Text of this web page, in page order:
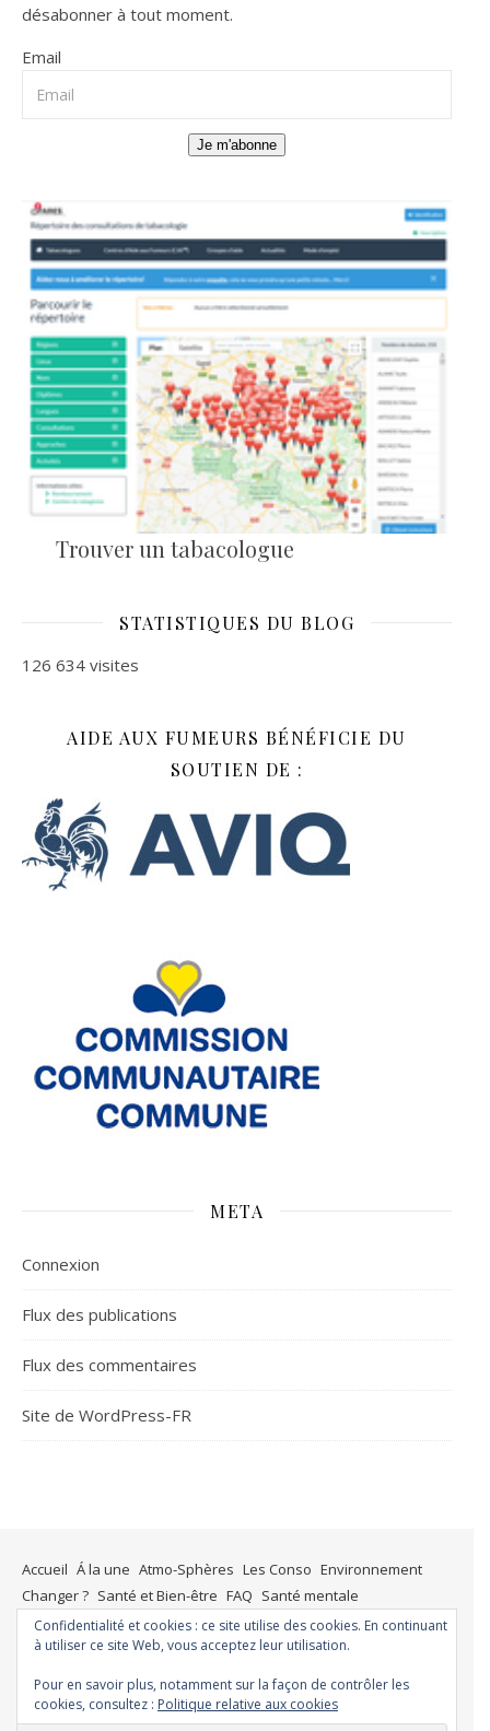
désabonner à tout moment.
Email
Je m'abonne
Trouver un tabacologue
STATISTIQUES DU BLOG
126 634 visites
AIDE AUX FUMEURS BÉNÉFICIE DU
SOUTIEN DE :
META
Connexion
Flux des publications
Flux des commentaires
Site de WordPress-FR
Accueil Á la une Atmo-Sphères Les Conso Environnement
Changer ? Santé et Bien-être FAQ Santé mentale
Plus de liberté
Plus d’argent Meilleur sommeil
Meilleur coeur
Meilleur souffle Meilleure fertilité
Meilleure vie sexuelle
Moins de pollution
Confidentialité et cookies : ce site utilise des cookies. En continuant
à utiliser ce site Web, vous acceptez leur utilisation.
Pour en savoir plus, notamment sur la façon de contrôler les
cookies, consultez : Politique relative aux cookies